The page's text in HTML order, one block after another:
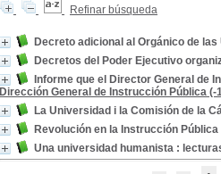
Refinar búsqueda
Decreto adicional al Orgánico de
Decretos del Poder Ejecutivo
Informe que el Director General de
Dirección General de Instrucción Pública (-
La Universidad i la Comisión de la
Revolución en la Instrucción
Una universidad humanista :